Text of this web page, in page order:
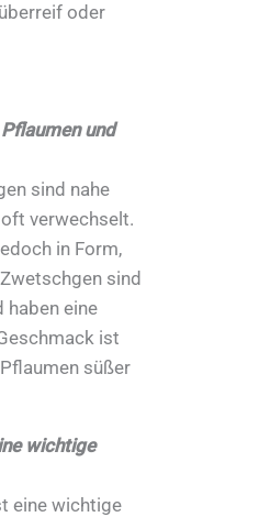
oder
und
sind nahe
verwechselt.
in Form,
sind
haben eine
ist
süßer
wichtige
eine wichtige